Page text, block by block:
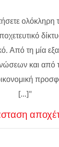
ολόκληρη
Από τη μία
και από
[...]"